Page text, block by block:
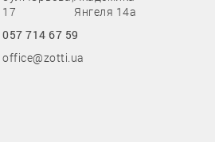
17
Янгеля 14а
057 714 67 59
office@zotti.ua